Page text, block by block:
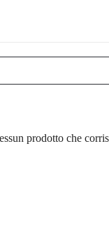
prodotto che